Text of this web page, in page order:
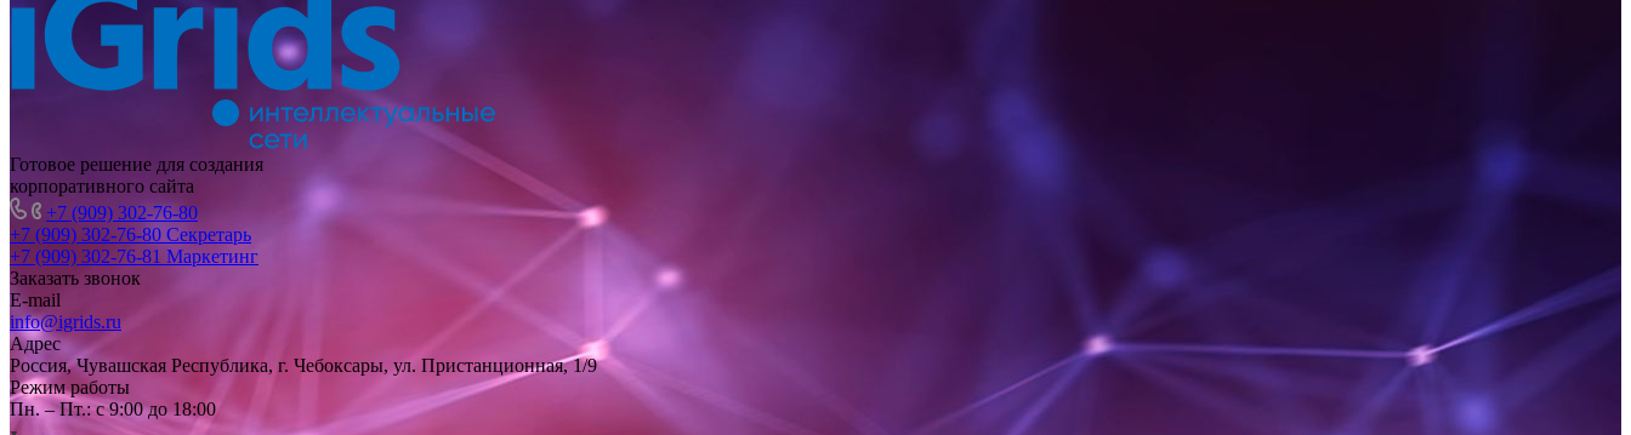
Готовое решение для создания
корпоративного сайта
+7 (909) 302-76-80
+7 (909) 302-76-80 Секретарь
+7 (909) 302-76-81 Маркетинг
Заказать звонок
E-mail
info@igrids.ru
Адрес
Россия, Чувашская Республика, г. Чебоксары, ул. Пристанционная, 1/9
Режим работы
Пн. – Пт.: с 9:00 до 18:00